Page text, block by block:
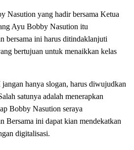
Nasution yang hadir bersama Ketua
Ayu Bobby Nasution itu
bersama ini harus ditindaklanjuti
bertujuan untuk menaikkan kelas
hanya slogan, harus diwujudkan
satunya adalah menerapkan
Bobby Nasution seraya
Bersama ini dapat kian mendekatkan
digitalisasi.